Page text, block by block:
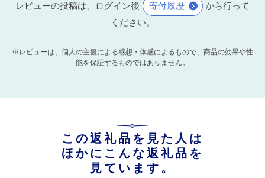
レビューの投稿は、ログイン後 寄付履歴
から行って
ください。
※レビューは、個人の主観による感想・体感によるもので、商品の効果や性
能を保証するものではありません。
この返礼品を見た人は
ほかにこんな返礼品を
見ています。